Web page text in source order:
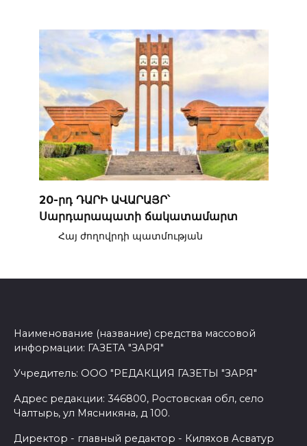
20-րդ ԴԱՐԻ ԱՎԱՐԱՅՐ՝
Սարդարապատի ճակատամարտ
Հայ ժողովրդի պատմության
Наименование (название) средства массовой
информации: ГАЗЕТА "ЗАРЯ"
Учредитель: ООО "РЕДАКЦИЯ ГАЗЕТЫ "ЗАРЯ"
Адрес редакции: 346800, Ростовская обл, село
Чалтырь, ул Мясникяна, д 100.
Директор - главный редактор - Киляхов Асватур